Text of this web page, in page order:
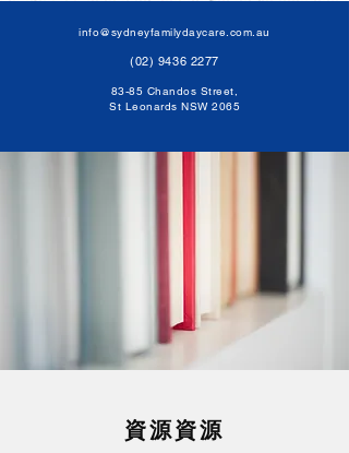
info@sydneyfamilydaycare.com.au
(02) 9436 2277
83-85 Chandos Street,
St Leonards NSW 2065
資源資源